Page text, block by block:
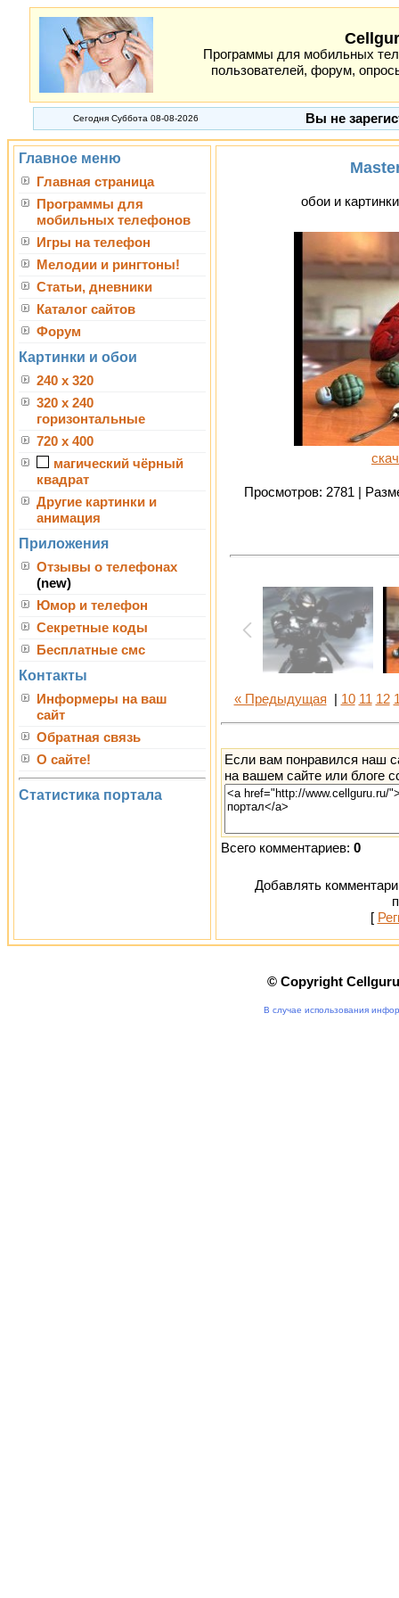
Программы для мобильных
пользователей, форум,
Сегодня Суббота 08-08-2026 Вы не
Главное меню
Главная страница
Программы для
мобильных телефонов
Игры на телефон
Мелодии и рингтоны!
Статьи, дневники
Каталог сайтов
Форум
Картинки и обои
240 x 320
320 x 240
горизонтальные
720 x 400
магический чёрный
квадрат
Другие картинки и
анимация
Приложения
Отзывы о телефонах
(new)
Юмор и телефон
Секретные коды
Бесплатные смс
Контакты
Информеры на ваш
сайт
Обратная связь
О сайте!
Статистика портала
обои и
Просмотров: 2781 |
« Предыдущая 10 11 12
Если вам понравился наш
на вашем сайте или блоге
Всего комментариев: 0
Добавлять
[
© Copyright
В случае использования